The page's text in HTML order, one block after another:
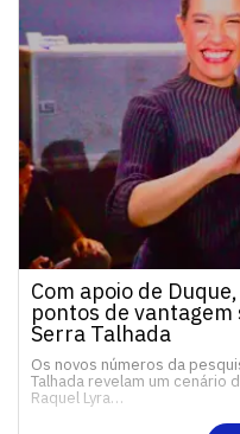
Com apoio de
pontos de vantagem
Serra Talhada
Os novos números da
Talhada revelam um
Raquel Lyra…